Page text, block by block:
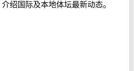
介绍国际及本地体坛最新动态。